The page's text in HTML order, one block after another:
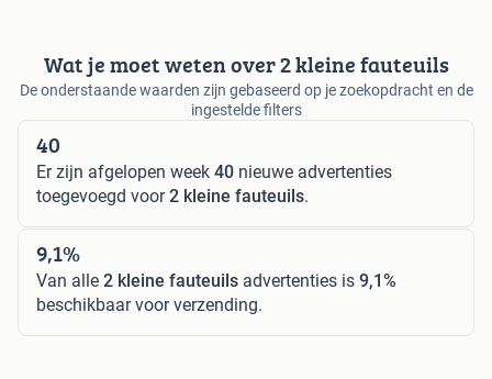
Wat je moet weten over 2 kleine fauteuils
De onderstaande waarden zijn gebaseerd op je zoekopdracht en de
ingestelde filters
40
Er zijn afgelopen week 40 nieuwe advertenties
toegevoegd voor2 kleine fauteuils.
9,1%
Van alle 2 kleine fauteuils advertenties is 9,1%
beschikbaar voor verzending.